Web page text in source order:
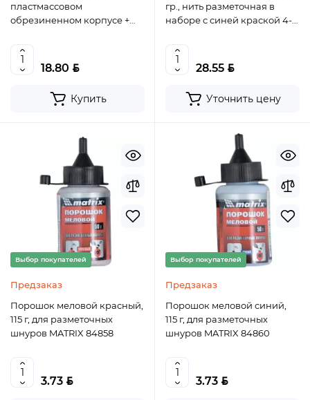
пластмассовом
обрезиненном корпусе +
84855
18.80 BYN
Купить
гр., нить разметочная в
наборе с синей краской 4-
28.55 BYN
Уточнить цену
Выбор покупателей
Предзаказ
Порошок меловой красный,
115 г, для разметочных
шнуров MATRIX 84858
3.73 BYN
Выбор покупателей
Предзаказ
Порошок меловой синий,
115 г, для разметочных
шнуров MATRIX 84860
3.73 BYN